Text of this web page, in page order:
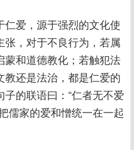
爱，源于强烈的文化使
，对于不良行为，若属
和道德教化；若触犯法
还是法治，都是仁爱的
的联语曰：“仁者无不爱
儒家的爱和憎统一在一起